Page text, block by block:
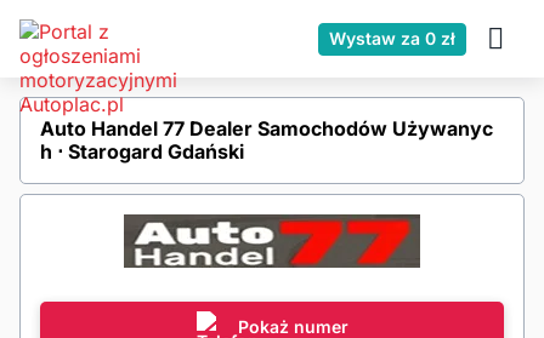
Wystaw za 0 zł
Auto Handel 77 Dealer Samochodów Używanyc
h ⋅ Starogard Gdański
Pokaż numer